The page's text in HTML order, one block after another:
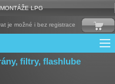
MONTÁŽE LPG
je možné i bez registrace
klapky
Testryfiltry, flashlube